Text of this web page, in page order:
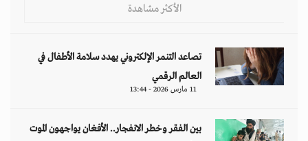
الأكثر مشاهدة
تصاعد التنمر الإلكتروني يهدد سلامة الأطفال في
العالم الرقمي
11 مارس 2026 - 13:44
بين الفقر وخطر الانفجار.. الأفغان يواجهون الموت